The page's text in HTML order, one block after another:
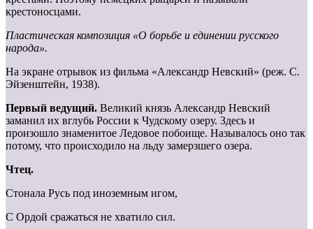
крестоносцами.
Пластическая композиция «О борьбе и единении русского
народа».
На экране отрывок из фильма «Александр Невский» (реж. С.
Эйзенштейн, 1938).
Первый ведущий. Великий князь Александр Невский
заманил их вглубь России к Чудскому озеру. Здесь и
произошло знаменитое Ледовое побоище. Называлось оно так
потому, что происходило на льду замерзшего озера.
Чтец.
Стонала Русь под иноземным игом,
С Ордой сражаться не хватило сил.